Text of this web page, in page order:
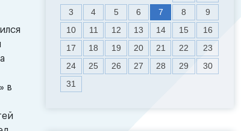
в
3
4 5 6 7 8
9
10
11 12 13 14 15
16
17
18 19 20 21 22
23
24
25 26 27 28 29
30
31